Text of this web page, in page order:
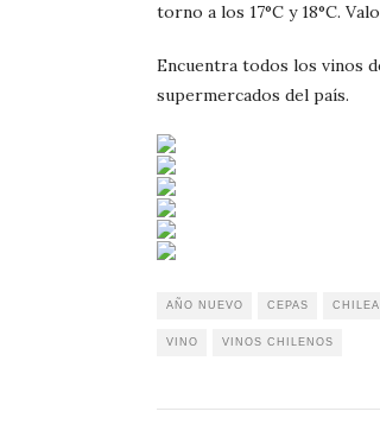
torno a los 17°C y 18°C.
Encuentra todos los vinos
supermercados del país.
AÑO NUEVO CEPAS
VINO VINOS CHILENOS